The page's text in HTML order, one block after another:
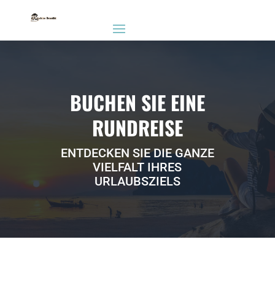
BUCHEN SIE EINE
RUNDREISE
ENTDECKEN SIE DIE GANZE
VIELFALT IHRES
URLAUBSZIELS